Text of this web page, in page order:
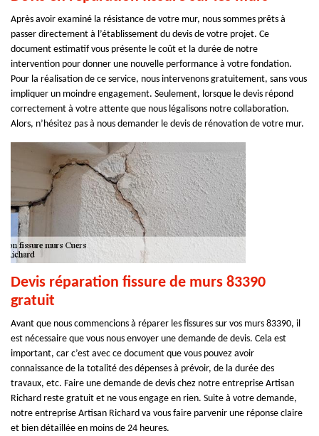
Après avoir examiné la résistance de votre mur, nous sommes prêts à
passer directement à l’établissement du devis de votre projet. Ce
document estimatif vous présente le coût et la durée de notre
intervention pour donner une nouvelle performance à votre fondation.
Pour la réalisation de ce service, nous intervenons gratuitement, sans vous
impliquer un moindre engagement. Seulement, lorsque le devis répond
correctement à votre attente que nous légalisons notre collaboration.
Alors, n’hésitez pas à nous demander le devis de rénovation de votre mur.
Devis réparation fissure de murs 83390
gratuit
Avant que nous commencions à réparer les fissures sur vos murs 83390, il
est nécessaire que vous nous envoyer une demande de devis. Cela est
important, car c’est avec ce document que vous pouvez avoir
connaissance de la totalité des dépenses à prévoir, de la durée des
travaux, etc. Faire une demande de devis chez notre entreprise Artisan
Richard reste gratuit et ne vous engage en rien. Suite à votre demande,
notre entreprise Artisan Richard va vous faire parvenir une réponse claire
et bien détaillée en moins de 24 heures.